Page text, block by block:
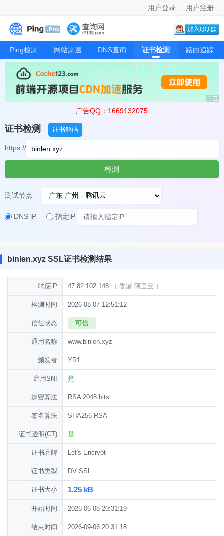
用户登录 用户注册
Ping检测 网站测速 DNS查询 证书检测 路由追踪
广告QQ：1669132075
证书检测 证书解码
https://
检测
测试节点
DNS iP 指定iP
binlen.xyz SSL证书检测结果
响应iP 47.82.102.148 （ 香港 阿里云 ）
检测时间 2026-08-07 12:51:12
信任状态 可信
通用名称 www.binlen.xyz
颁发者 YR1
启用SNI 是
加密算法 RSA 2048 bits
签名算法 SHA256-RSA
证书透明(CT) 是
证书品牌 Let's Encrypt
证书类型 DV SSL
证书大小 1.25 kB
开始时间 2026-06-08 20:31:19
结束时间 2026-09-06 20:31:18